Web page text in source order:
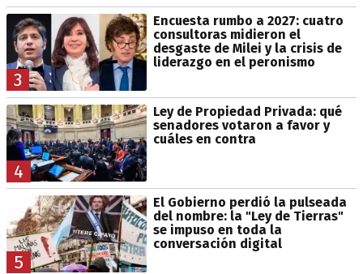
3
Encuesta rumbo a 2027: cuatro
consultoras midieron el
desgaste de Milei y la crisis de
liderazgo en el peronismo
4
Ley de Propiedad Privada: qué
senadores votaron a favor y
cuáles en contra
5
El Gobierno perdió la pulseada
del nombre: la "Ley de Tierras"
se impuso en toda la
conversación digital